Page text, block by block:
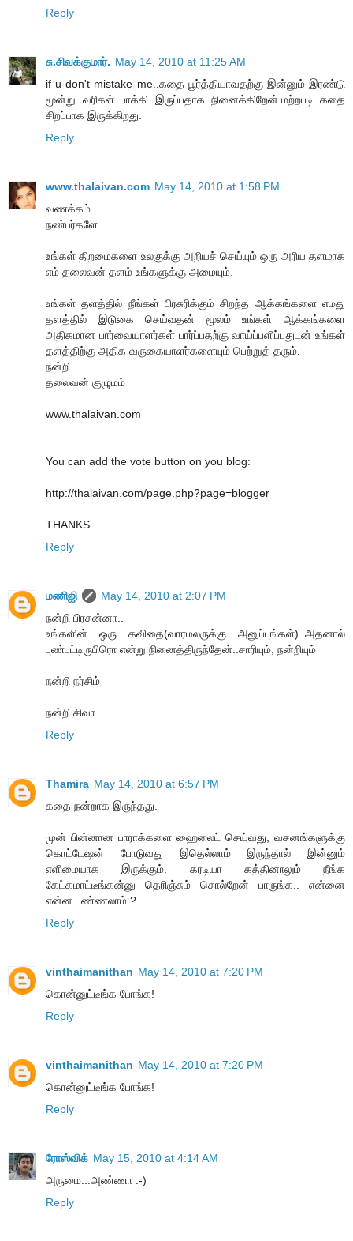
Reply
சு.சிவக்குமார். May 14, 2010 at 11:25 AM
if u don't mistake me..கதை பூர்த்தியாவதற்கு இன்னும் இரண்டு
மூன்று வரிகள் பாக்கி இருப்பதாக நினைக்கிறேன்.மற்றபடி..கதை
சிறப்பாக இருக்கிறது.
Reply
www.thalaivan.com May 14, 2010 at 1:58 PM
வணக்கம்
நண்பர்களே
உங்கள் திறமைகளை உலகுக்கு அறியச் செய்யும் ஒரு அரிய தளமாக
எம் தலைவன் தளம் உங்களுக்கு அமையும்.
உங்கள் தளத்தில் நீங்கள் பிரசுரிக்கும் சிறந்த ஆக்கங்களை எமது
தளத்தில் இடுகை செய்வதன் மூலம் உங்கள் ஆக்கங்களை
அதிகமான பார்வையாளர்கள் பார்ப்பதற்கு வாய்ப்பளிப்பதுடன் உங்கள்
தளத்திற்கு அதிக வருகையாளர்களையும் பெற்றுத் தரும்.
நன்றி
தலைவன் குழுமம்
www.thalaivan.com
You can add the vote button on you blog:
http://thalaivan.com/page.php?page=blogger
THANKS
Reply
மணிஜி
May 14, 2010 at 2:07 PM
நன்றி பிரசன்னா..
உங்களின் ஒரு கவிதை(வாரமலருக்கு அனுப்புங்கள்)..அதனால்
புண்பட்டிருபிரொ என்று நினைத்திருந்தேன்..சாரியும், நன்றியும்
நன்றி நர்சிம்
நன்றி சிவா
Reply
Thamira May 14, 2010 at 6:57 PM
கதை நன்றாக இருந்தது.
முன் பின்னான பாராக்களை ஹைலைட் செய்வது, வசனங்களுக்கு
கொட்டேஷன் போடுவது இதெல்லாம் இருந்தால் இன்னும்
எளிமையாக இருக்கும். கரடியா கத்தினாலும் நீங்க
கேட்கமாட்டீங்கன்னு தெரிஞ்சும் சொல்றேன் பாருங்க.. என்னை
என்ன பண்ணலாம்.?
Reply
vinthaimanithan May 14, 2010 at 7:20 PM
கொன்னுட்டீங்க போங்க!
Reply
vinthaimanithan May 14, 2010 at 7:20 PM
கொன்னுட்டீங்க போங்க!
Reply
ரோஸ்விக் May 15, 2010 at 4:14 AM
அருமை...அண்ணா :-)
Reply